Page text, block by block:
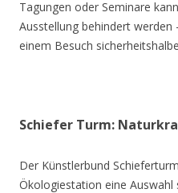
Tagungen oder Seminare
Ausstellung behindert
einem Besuch
Schiefer Turm:
Der Künstlerbund
Ökologiestation eine Auswahl